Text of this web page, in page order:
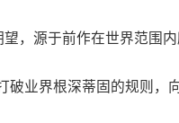
，源于前作在世界范围内
破业界根深蒂固的规则，